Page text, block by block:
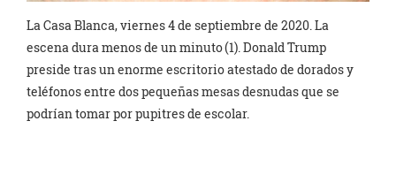
La Casa Blanca, viernes 4 de septiembre de 2020. La
escena dura menos de un minuto (1). Donald Trump
preside tras un enorme escritorio atestado de dorados y
teléfonos entre dos pequeñas mesas desnudas que se
podrían tomar por pupitres de escolar.